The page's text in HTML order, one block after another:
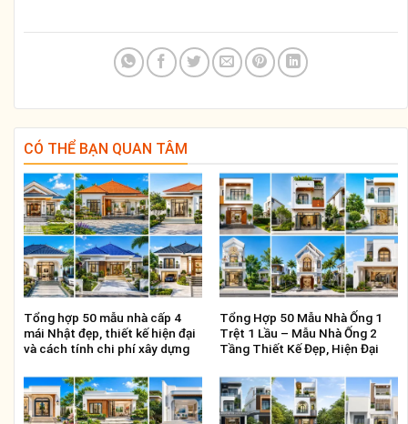
CÓ THỂ BẠN QUAN TÂM
Tổng hợp 50 mẫu nhà cấp 4
mái Nhật đẹp, thiết kế hiện đại
và cách tính chi phí xây dựng
Tổng Hợp 50 Mẫu Nhà Ống 1
Trệt 1 Lầu – Mẫu Nhà Ống 2
Tầng Thiết Kế Đẹp, Hiện Đại